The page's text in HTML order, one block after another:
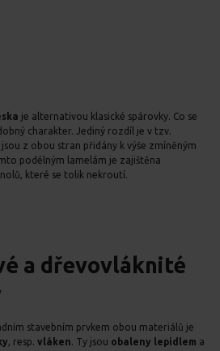
je alternativou klasické spárovky. Co se
charakter. Jediný rozdíl je v tzv.
z obou stran přidány k výše zmíněným
podélným lamelám je zajištěna
které se tolik nekroutí.
a dřevovláknité
stavebním prvkem obou materiálů je
, resp. vláken . Ty jsou obaleny lepidlem a